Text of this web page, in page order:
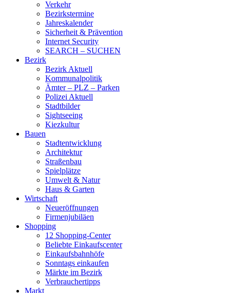
Verkehr
Bezirkstermine
Jahreskalender
Sicherheit & Prävention
Internet Security
SEARCH – SUCHEN
Bezirk
Bezirk Aktuell
Kommunalpolitik
Ämter – PLZ – Parken
Polizei Aktuell
Stadtbilder
Sightseeing
Kiezkultur
Bauen
Stadtentwicklung
Architektur
Straßenbau
Spielplätze
Umwelt & Natur
Haus & Garten
Wirtschaft
Neueröffnungen
Firmenjubiläen
Shopping
12 Shopping-Center
Beliebte Einkaufscenter
Einkaufsbahnhöfe
Sonntags einkaufen
Märkte im Bezirk
Verbrauchertipps
Markt